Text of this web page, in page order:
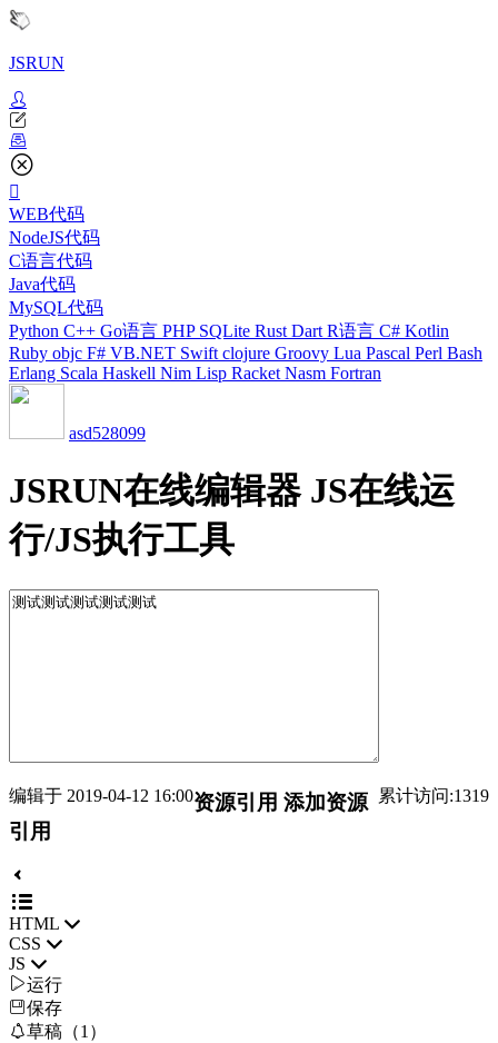
JSRUN
WEB代码
NodeJS代码
C语言代码
Java代码
MySQL代码
Python C++ Go语言 PHP SQLite Rust Dart R语言 C# Kotlin
Ruby objc F# VB.NET Swift clojure Groovy Lua Pascal Perl Bash
Erlang Scala Haskell Nim Lisp Racket Nasm Fortran
asd528099
JSRUN在线编辑器 JS在线运
行/JS执行工具
编辑于 2019-04-12 16:00 累计访问:1319
资源引用 添加资源
引用
HTML
CSS
JS
运行
保存
草稿（1）